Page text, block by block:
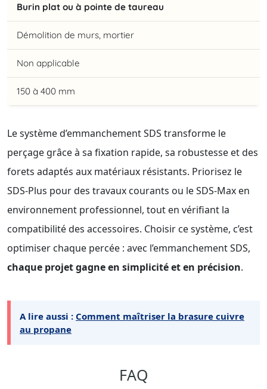
Burin plat ou à pointe de taureau
Démolition de murs, mortier
Non applicable
150 à 400 mm
Le système d’emmanchement SDS transforme le
perçage grâce à sa fixation rapide, sa robustesse et des
forets adaptés aux matériaux résistants. Priorisez le
SDS-Plus pour des travaux courants ou le SDS-Max en
environnement professionnel, tout en vérifiant la
compatibilité des accessoires. Choisir ce système, c’est
optimiser chaque percée : avec l’emmanchement SDS,
chaque projet gagne en simplicité et en précision.
A lire aussi : Comment maîtriser la brasure cuivre
au propane
FAQ